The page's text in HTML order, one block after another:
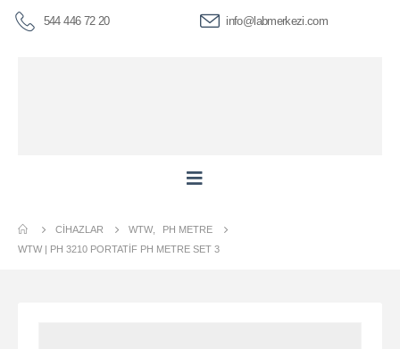
544 446 72 20 info@labmerkezi.com
CIHAZLAR WTW
PH METRE
WTW | PH 3210 PORTATIF PH METRE SET 3